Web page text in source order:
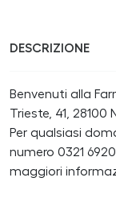
DESCRIZIONE
Benvenuti alla
Trieste, 41, 28100
Per qualsiasi
numero 0321
maggiori